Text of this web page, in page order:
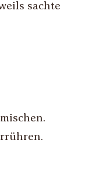
sachte